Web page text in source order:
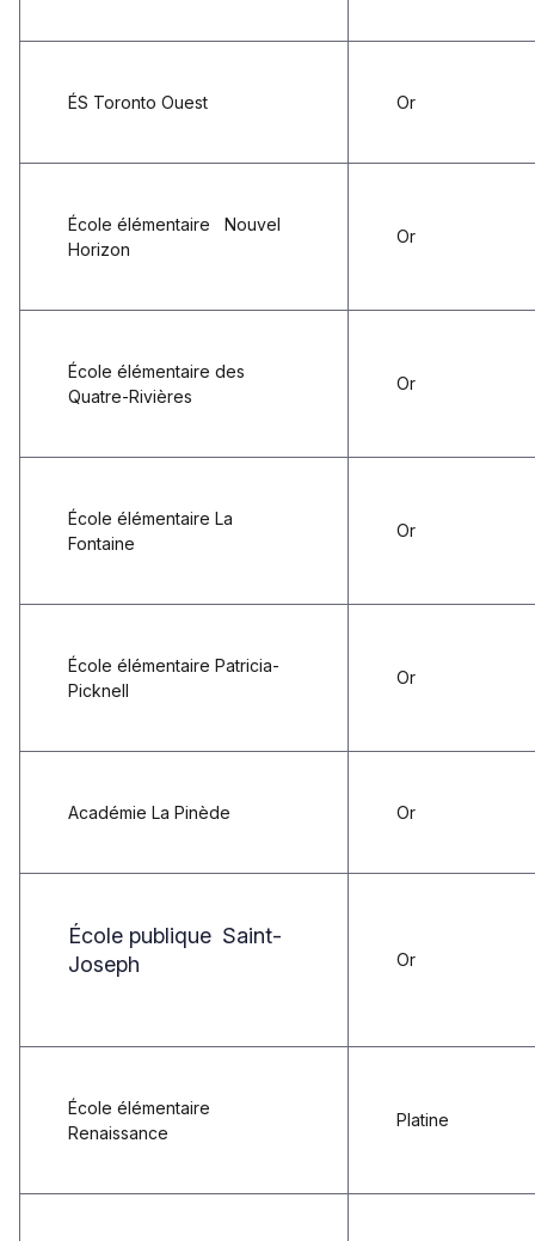
ÉS Toronto Ouest Or
École élémentaire Nouvel
Horizon
Or
École élémentaire des
Quatre-Rivières
Or
École élémentaire La
Fontaine
Or
École élémentaire Patricia-
Picknell
Or
Académie La Pinède Or
École publique Saint-
Joseph
Or
École élémentaire
Renaissance
Platine